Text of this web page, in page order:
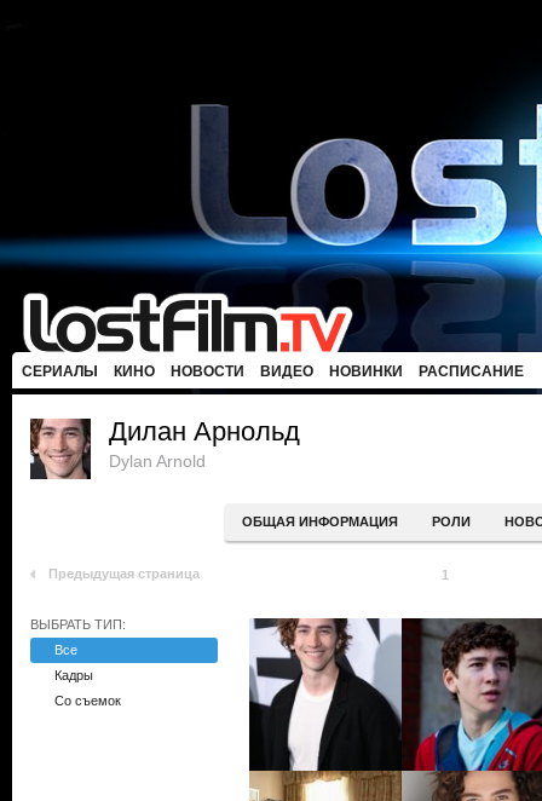
СЕРИАЛЫ КИНО НОВОСТИ ВИДЕО НОВИНКИ РАСПИСАНИЕ
Дилан Арнольд
Dylan Arnold
ОБЩАЯ ИНФОРМАЦИЯ РОЛИ
Предыдущая страница 1
ВЫБРАТЬ ТИП:
Все
Кадры
Со съемок